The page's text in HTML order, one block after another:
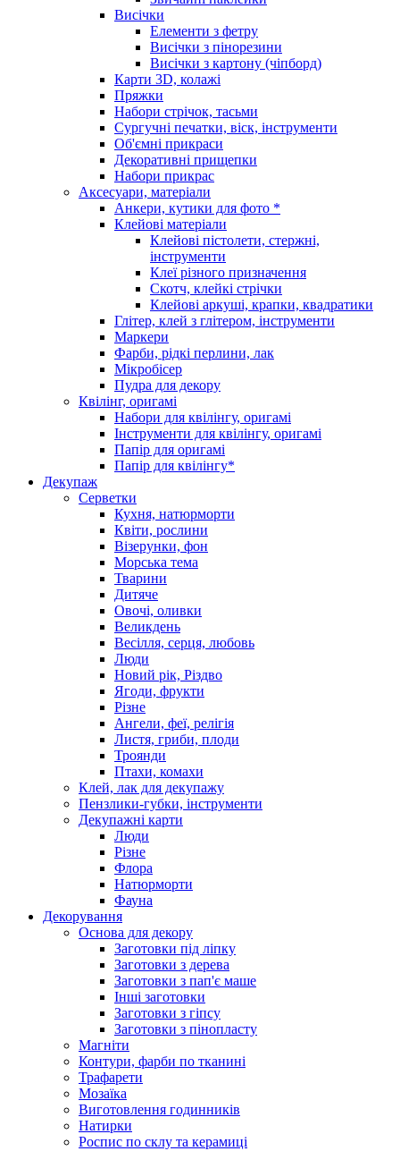
Висічки
Елементи з фетру
Висічки з пінорезини
Висічки з картону (чіпборд)
Карти 3D, колажі
Пряжки
Набори стрічок, тасьми
Сургучні печатки, віск, інструменти
Об'ємні прикраси
Декоративні прищепки
Набори прикрас
Аксесуари, матеріали
Анкери, кутики для фото *
Клейові матеріали
Клейові пістолети, стержні,
інструменти
Клеї різного призначення
Скотч, клейкі стрічки
Клейові аркуші, крапки, квадратики
Глітер, клей з глітером, інструменти
Маркери
Фарби, рідкі перлини, лак
Мікробісер
Пудра для декору
Квілінг, оригамі
Набори для квілінгу, оригамі
Інструменти для квілінгу, оригамі
Папір для оригамі
Папір для квілінгу*
Декупаж
Серветки
Кухня, натюрморти
Квіти, рослини
Візерунки, фон
Морська тема
Тварини
Дитяче
Овочі, оливки
Великдень
Весілля, серця, любовь
Люди
Новий рік, Різдво
Ягоди, фрукти
Різне
Ангели, феї, релігія
Листя, гриби, плоди
Троянди
Птахи, комахи
Клей, лак для декупажу
Пензлики-губки, інструменти
Декупажні карти
Люди
Різне
Флора
Натюрморти
Фауна
Декорування
Основа для декору
Заготовки під ліпку
Заготовки з дерева
Заготовки з пап'є маше
Інші заготовки
Заготовки з гіпсу
Заготовки з пінопласту
Магніти
Контури, фарби по тканині
Трафарети
Мозаїка
Виготовлення годинників
Натирки
Роспис по склу та керамиці